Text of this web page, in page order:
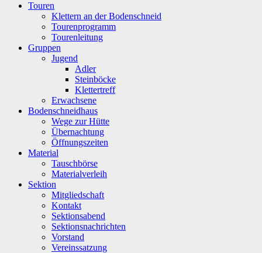
Touren
Klettern an der Bodenschneid
Tourenprogramm
Tourenleitung
Gruppen
Jugend
Adler
Steinböcke
Klettertreff
Erwachsene
Bodenschneidhaus
Wege zur Hütte
Übernachtung
Öffnungszeiten
Material
Tauschbörse
Materialverleih
Sektion
Mitgliedschaft
Kontakt
Sektionsabend
Sektionsnachrichten
Vorstand
Vereinssatzung